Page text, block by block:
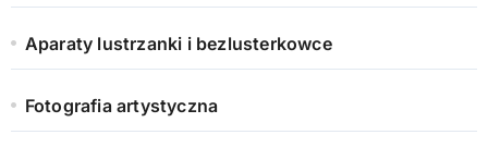
Aparaty lustrzanki i bezlusterkowce
Fotografia artystyczna